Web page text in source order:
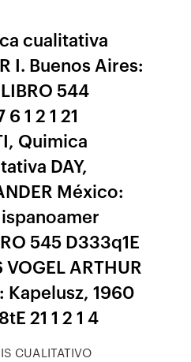
cualitativa
I. Buenos Aires:
544
1 2 1 21
Quimica
DAY,
México:
545 D333q1E
VOGEL ARTHUR
Kapelusz, 1960
21 1 2 1 4
CUALITATIVO